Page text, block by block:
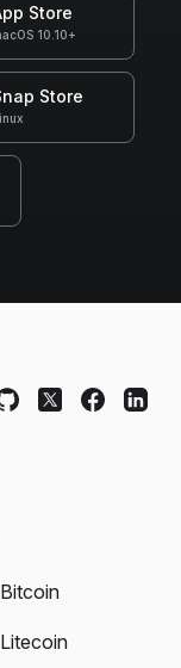
Store
10.10+
Store